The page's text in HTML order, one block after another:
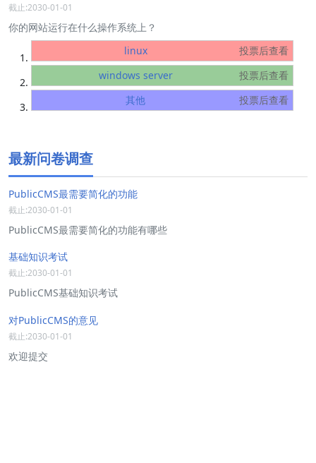
截止:2030-01-01
你的网站运行在什么操作系统上？
linux
投票后查看
windows server
投票后查看
其他
投票后查看
最新问卷调查
PublicCMS最需要简化的功能
截止:2030-01-01
PublicCMS最需要简化的功能有哪些
基础知识考试
截止:2030-01-01
PublicCMS基础知识考试
对PublicCMS的意见
截止:2030-01-01
欢迎提交